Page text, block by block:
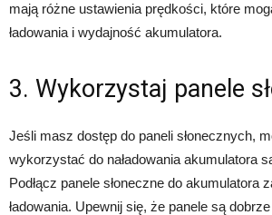
mają różne ustawienia prędkości, które
ładowania i wydajność akumulatora.
3. Wykorzystaj panele
Jeśli masz dostęp do paneli słonecznych,
wykorzystać do naładowania akumulatora
Podłącz panele słoneczne do akumulatora
ładowania. Upewnij się, że panele są